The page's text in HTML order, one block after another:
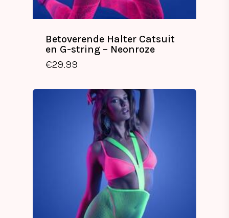
Betoverende Halter Catsuit
en G-string – Neonroze
€29.99